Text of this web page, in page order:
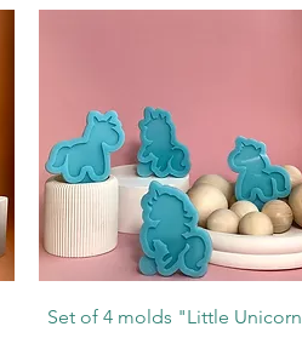
Podgląd
Set of 4 molds "Little Unicorn